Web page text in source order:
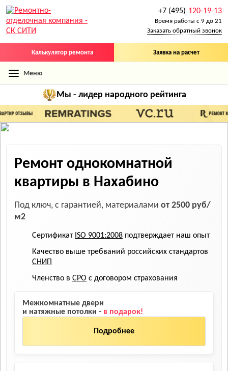
Калькулятор ремонта Заявка на расчет
+7 (495) 120-19-13
Время работы с 9 до 21
Заказать обратный звонок
Меню
Мы - лидер народного рейтинга
Ремонт однокомнатной
квартиры в Нахабино
Под ключ, с гарантией, материалами от 2500 руб/
м2
Сертификат ISO 9001:2008 подтверждает наш опыт
Качество выше требваний российских стандартов
СНИП
Членство в СРО с договором страхования
Межкомнатные двери
и натяжные потолки - в подарок!
Подробнее